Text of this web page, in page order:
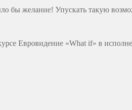
бы желание! Упускать такую
Евровидение «What if» в